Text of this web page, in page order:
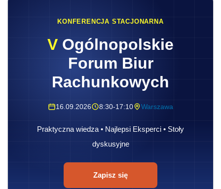
KONFERENCJA STACJONARNA
V Ogólnopolskie
Forum Biur
Rachunkowych
16.09.2026 8:30-17:10 Warszawa
Praktyczna wiedza • Najlepsi Eksperci • Stoły
dyskusyjne
Zapisz się